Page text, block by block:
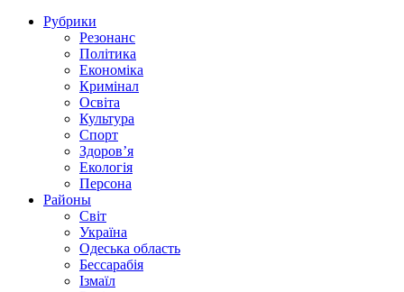
Рубрики
Резонанс
Політика
Економіка
Кримінал
Освіта
Культура
Спорт
Здоров’я
Екологія
Персона
Районы
Світ
Україна
Одеська область
Бессарабія
Ізмаїл